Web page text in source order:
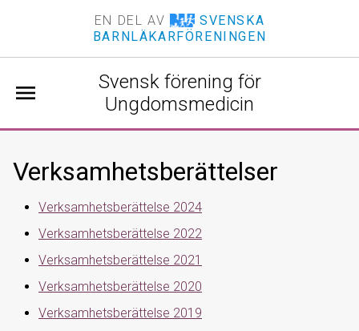
EN DEL AV
SVENSKA
BARNLÄKARFÖRENINGEN
Svensk förening för
Ungdomsmedicin
menu
Verksamhetsberättelser
Verksamhetsberättelse 2024
Verksamhetsberättelse 2022
Verksamhetsberättelse 2021
Verksamhetsberättelse 2020
Verksamhetsberättelse 2019